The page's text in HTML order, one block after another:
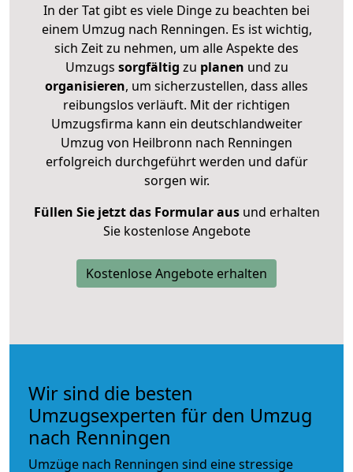
In der Tat gibt es viele Dinge zu beachten bei
einem Umzug nach Renningen. Es ist wichtig,
sich Zeit zu nehmen, um alle Aspekte des
Umzugs sorgfältig zu planen und zu
organisieren, um sicherzustellen, dass alles
reibungslos verläuft. Mit der richtigen
Umzugsfirma kann ein deutschlandweiter
Umzug von Heilbronn nach Renningen
erfolgreich durchgeführt werden und dafür
sorgen wir.
Füllen Sie jetzt das Formular ausund erhalten
Sie kostenlose Angebote
Kostenlose Angebote erhalten
Wir sind die besten
Umzugsexperten für den Umzug
nach Renningen
Umzüge nach Renningen sind eine stressige